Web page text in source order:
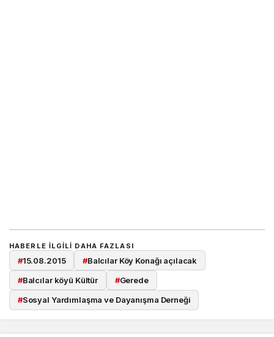
HABERLE ILGILI DAHA FAZLASI
#15.08.2015 #Balcılar Köy Konağı açılacak
#Balcılar köyü Kültür #Gerede
#Sosyal Yardımlaşma ve Dayanışma Derneği